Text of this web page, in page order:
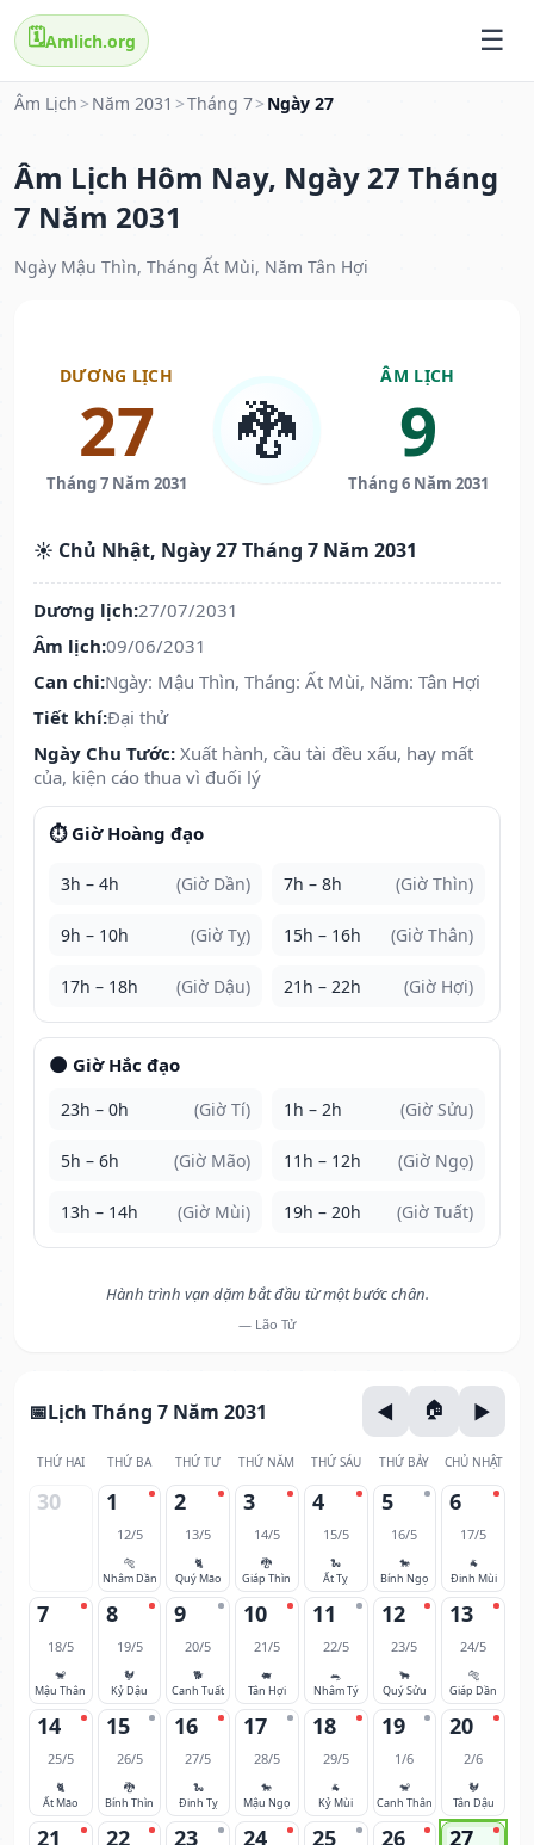
🗓️Amlich.org
Âm Lịch > Năm 2031 >Tháng 7> Ngày 27
Âm Lịch Hôm Nay, Ngày 27 Tháng
7 Năm 2031
Ngày Mậu Thìn, Tháng Ất Mùi, Năm Tân Hợi
DƯƠNG LỊCH
27
Tháng 7 Năm 2031
🐉
ÂM LỊCH
9
Tháng 6 Năm 2031
☀️ Chủ Nhật, Ngày 27 Tháng 7 Năm 2031
Dương lịch:27/07/2031
Âm lịch:09/06/2031
Can chi:Ngày: Mậu Thìn, Tháng: Ất Mùi, Năm: Tân Hợi
Tiết khí:Đại thử
Ngày Chu Tước: Xuất hành, cầu tài đều xấu, hay mất
của, kiện cáo thua vì đuối lý
⏱️ Giờ Hoàng đạo
3h – 4h (Giờ Dần) 7h – 8h (Giờ Thìn)
9h – 10h (Giờ Tỵ) 15h – 16h (Giờ Thân)
17h – 18h (Giờ Dậu) 21h – 22h (Giờ Hợi)
🌑 Giờ Hắc đạo
23h – 0h (Giờ Tí) 1h – 2h (Giờ Sửu)
5h – 6h (Giờ Mão) 11h – 12h (Giờ Ngọ)
13h – 14h (Giờ Mùi) 19h – 20h (Giờ Tuất)
Hành trình vạn dặm bắt đầu từ một bước chân.
— Lão Tử
Lịch Tháng 7 Năm 2031
THỨ HAI THỨ BA THỨ TƯ THỨ NĂM THỨ SÁU THỨ BẢY CHỦ NHẬT
30 1
12/5
🐅
Nhâm Dần
2
13/5
🐈
Quý Mão
3
14/5
🐉
Giáp Thìn
4
15/5
🐍
Ất Tỵ
5
16/5
🐎
Bính Ngọ
6
17/5
🐐
Đinh Mùi
7
18/5
🐒
Mậu Thân
8
19/5
🐓
Kỷ Dậu
9
20/5
🐕
Canh Tuất
10
21/5
🐖
Tân Hợi
11
22/5
🐀
Nhâm Tý
12
23/5
🐂
Quý Sửu
13
24/5
🐅
Giáp Dần
14
25/5
🐈
Ất Mão
15
26/5
🐉
Bính Thìn
16
27/5
🐍
Đinh Tỵ
17
28/5
🐎
Mậu Ngọ
18
29/5
🐐
Kỷ Mùi
19
1/6
🐒
Canh Thân
20
2/6
🐓
Tân Dậu
21 22 23 24 25 26 27